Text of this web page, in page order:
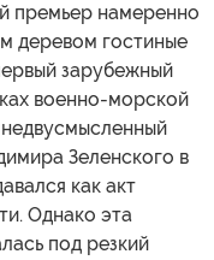
премьер намеренно
деревом гостиные
зарубежный
военно-морской
недвусмысленный
Зеленского в
как акт
Однако эта
под резкий